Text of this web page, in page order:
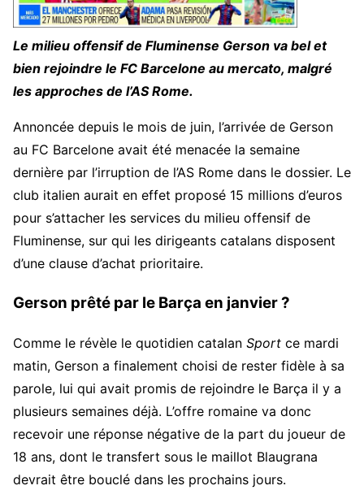
Le milieu offensif de Fluminense Gerson va bel et
bien rejoindre le FC Barcelone au mercato, malgré
les approches de l’AS Rome.
Annoncée depuis le mois de juin, l’arrivée de Gerson
au FC Barcelone avait été menacée la semaine
dernière par l’irruption de l’AS Rome dans le dossier. Le
club italien aurait en effet proposé 15 millions d’euros
pour s’attacher les services du milieu offensif de
Fluminense, sur qui les dirigeants catalans disposent
d’une clause d’achat prioritaire.
Gerson prêté par le Barça en janvier ?
Comme le révèle le quotidien catalan Sport ce mardi
matin, Gerson a finalement choisi de rester fidèle à sa
parole, lui qui avait promis de rejoindre le Barça il y a
plusieurs semaines déjà. L’offre romaine va donc
recevoir une réponse négative de la part du joueur de
18 ans, dont le transfert sous le maillot Blaugrana
devrait être bouclé dans les prochains jours.